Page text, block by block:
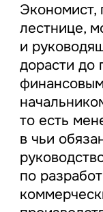
Экономист,
лестнице,
и
дорасти до
то есть
в чьи
по